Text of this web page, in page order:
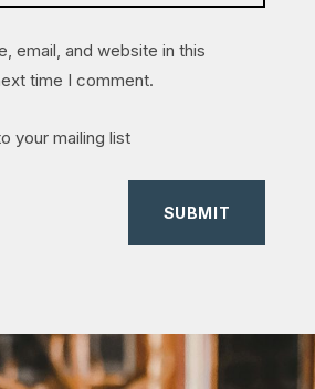
email, and website in this
time I comment.
your mailing list
SUBMIT